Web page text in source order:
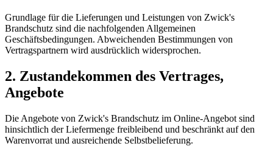
Grundlage für die Lieferungen und Leistungen von Zwick's
Brandschutz sind die nachfolgenden Allgemeinen
Geschäftsbedingungen. Abweichenden Bestimmungen von
Vertragspartnern wird ausdrücklich widersprochen.
2. Zustandekommen des Vertrages,
Angebote
Die Angebote von Zwick's Brandschutz im Online-Angebot sind
hinsichtlich der Liefermenge freibleibend und beschränkt auf den
Warenvorrat und ausreichende Selbstbelieferung.